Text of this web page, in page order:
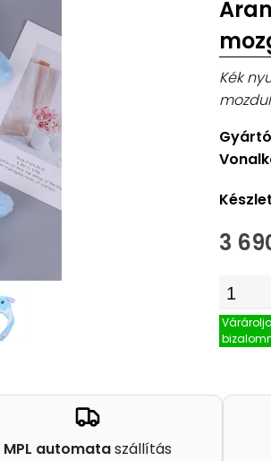
Kék
3
MPL automataszállítás